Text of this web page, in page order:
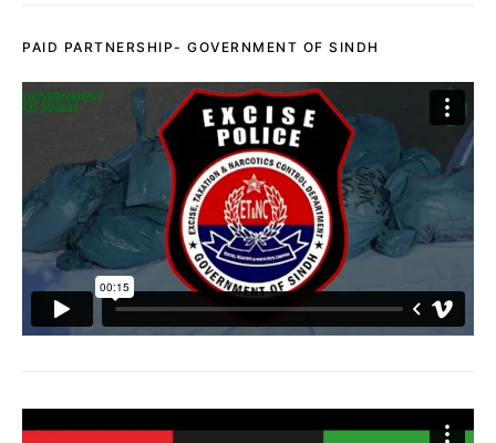
PAID PARTNERSHIP- GOVERNMENT OF SINDH